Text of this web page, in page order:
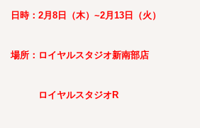
日時：2月8日（木）~2月13日（火）
場所：ロイヤルスタジオ新南部店
ロイヤルスタジオR